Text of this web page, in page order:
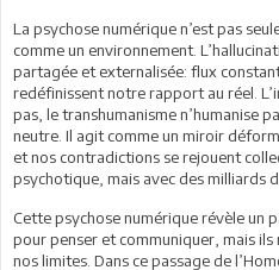
La psychose numérique n’est pas
comme un environnement.
partagée et externalisée: flux
redéfinissent notre rapport au réel.
pas, le transhumanisme n’humanise
neutre. Il agit comme un miroir
et nos contradictions se rejouent
psychotique, mais avec des milliards
Cette psychose numérique révèle un
pour penser et communiquer, mais
nos limites. Dans ce passage de